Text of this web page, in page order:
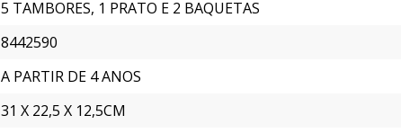
5 TAMBORES, 1 PRATO E 2 BAQUETAS
8442590
A PARTIR DE 4 ANOS
31 X 22,5 X 12,5CM